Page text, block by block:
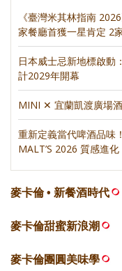
《臺灣米其林指南
家餐廳首獲一星肯定 2
日本威士忌新地標啟動
計2029年開幕
MINI ✕ 宜蘭凱渡廣場
重新定義當代啤酒品味
MALT’S 2026 質感進化
麥卡倫 • 新餐酒時代
麥卡倫甜蜜新浪潮
麥卡倫團圓美味學